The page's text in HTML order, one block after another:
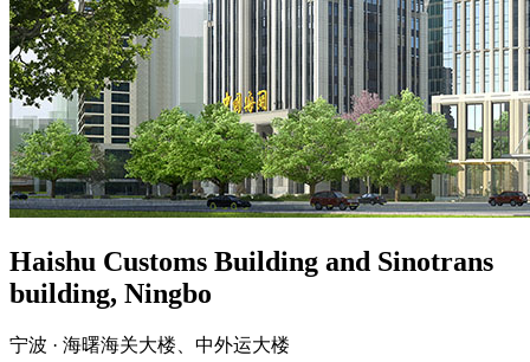
Haishu Customs Building and Sinotrans
building, Ningbo
宁波 · 海曙海关大楼、中外运大楼